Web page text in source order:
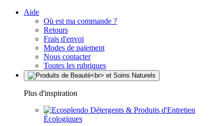
Aide
Où est ma commande ?
Retours
Frais d'envoi
Modes de paiement
Nous contacter
Toutes les rubriques
Plus d'inspiration
Détergents & Produits d'Entretien
Écologiques